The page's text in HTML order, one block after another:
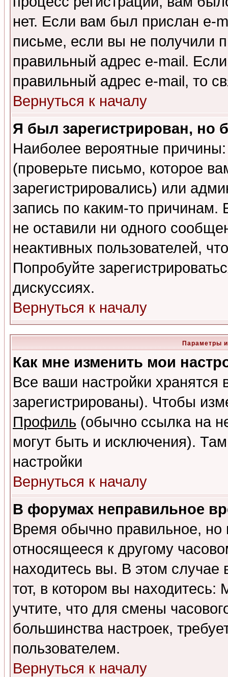
нет. Если вам был прислан e-
письме, если вы не получили
правильный адрес e-mail.
правильный адрес e-mail, то
Вернуться к началу
Я был зарегистрирован, но
Наиболее вероятные
(проверьте письмо, которое
зарегистрировались) или
запись по каким-то
не оставили ни одного
неактивных пользователей,
Попробуйте
дискуссиях.
Вернуться к началу
Параметры
Как мне изменить мои
Все ваши настройки
зарегистрированы). Чтобы
Профиль (обычно ссылка на
могут быть и исключения).
настройки
Вернуться к началу
В форумах неправильное
Время обычно правильное,
относящееся к другому
находитесь вы. В этом
тот, в котором вы
учтите, что для смены
большинства настроек,
пользователем.
Вернуться к началу